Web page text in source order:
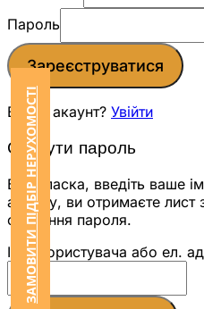
ЗАМОВИТИ ПІДБІР НЕРУХОМОСТІ
Пароль
Зареєструватися
Вже є акаунт? Увійти
Скинути пароль
Будь ласка, введіть ваше
адресу, ви отримаєте лист
скидання пароля.
Ім'я користувача або ел.